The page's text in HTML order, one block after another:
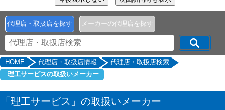
代理店・取扱店を探す メーカーの代理店を探す
HOME 代理店・取扱店情報
代理店・取扱店検索
理工サービスの取扱いメーカー
「理工サービス」の取扱いメーカー